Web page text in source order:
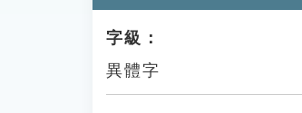
字級：
異體字